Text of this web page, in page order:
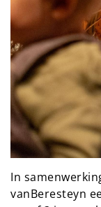
In
vanBeresteyn